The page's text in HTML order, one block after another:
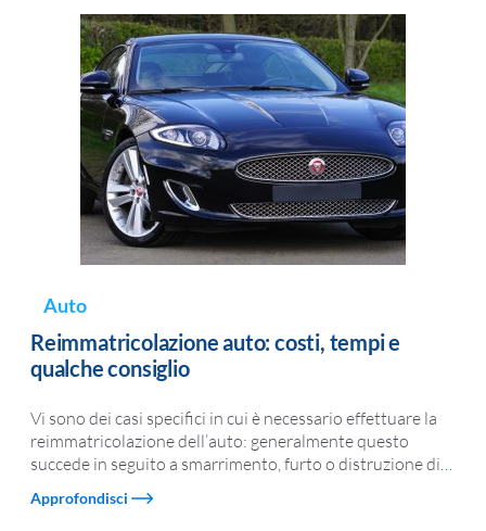
Auto
Reimmatricolazione auto: costi, tempi e
qualche consiglio
Vi sono dei casi specifici in cui è necessario effettuare la
reimmatricolazione dell’auto: generalmente questo
succede in seguito a smarrimento, furto o distruzione di…
Approfondisci